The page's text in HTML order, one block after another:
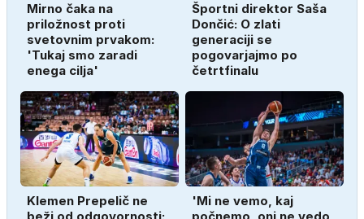
Mirno čaka na
priložnost proti
svetovnim prvakom:
'Tukaj smo zaradi
enega cilja'
Športni direktor Saša
Dončić: O zlati
generaciji se
pogovarjajmo po
četrtfinalu
Klemen Prepelič ne
'Mi ne vemo, kaj